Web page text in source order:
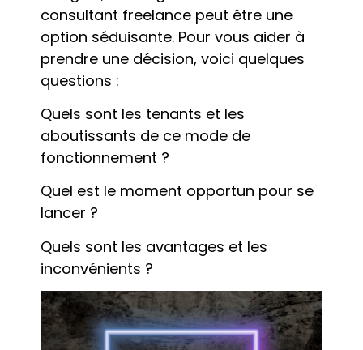
consultant freelance peut être une
option séduisante. Pour vous aider à
prendre une décision, voici quelques
questions :
Quels sont les tenants et les
aboutissants de ce mode de
fonctionnement ?
Quel est le moment opportun pour se
lancer ?
Quels sont les avantages et les
inconvénients ?